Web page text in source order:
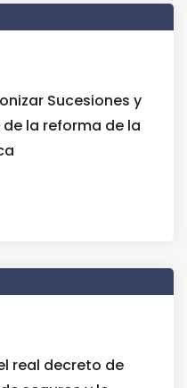
Sucesiones y
la reforma de la
real decreto de